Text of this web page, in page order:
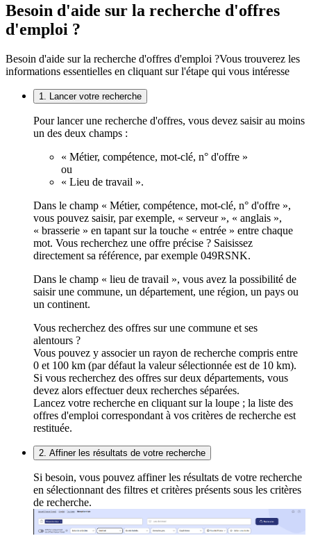
Besoin d'aide sur la recherche d'offres
d'emploi ?
Besoin d'aide sur la recherche d'offres d'emploi ?Vous trouverez les
informations essentielles en cliquant sur l'étape qui vous intéresse
1. Lancer votre recherche
Pour lancer une recherche d'offres, vous devez saisir au moins
un des deux champs :
« Métier, compétence, mot-clé, n° d'offre »
ou
« Lieu de travail ».
Dans le champ « Métier, compétence, mot-clé, n° d'offre »,
vous pouvez saisir, par exemple, « serveur », « anglais »,
« brasserie » en tapant sur la touche « entrée » entre chaque
mot. Vous recherchez une offre précise ? Saisissez
directement sa référence, par exemple 049RSNK.
Dans le champ « lieu de travail », vous avez la possibilité de
saisir une commune, un département, une région, un pays ou
un continent.
Vous recherchez des offres sur une commune et ses
alentours ?
Vous pouvez y associer un rayon de recherche compris entre
0 et 100 km (par défaut la valeur sélectionnée est de 10 km).
Si vous recherchez des offres sur deux départements, vous
devez alors effectuer deux recherches séparées.
Lancez votre recherche en cliquant sur la loupe ; la liste des
offres d'emploi correspondant à vos critères de recherche est
restituée.
2. Affiner les résultats de votre recherche
Si besoin, vous pouvez affiner les résultats de votre recherche
en sélectionnant des filtres et critères présents sous les critères
de recherche.